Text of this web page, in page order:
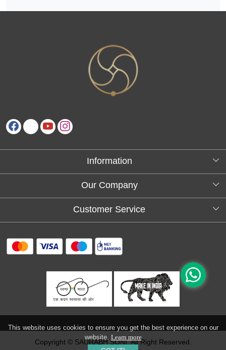
This website uses cookies to ensure you get the best experience on our
website. Learn more
Information
About Us
Our Company
Testimonials
Customer Service
FAQs
Shipping policy
Return and refund policy
Refund & Cancellation
Track Order
Copyright © SAURABH SONI. All Right Reserved.